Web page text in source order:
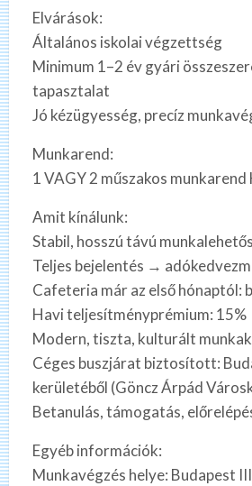
Elvárások:
Általános iskolai végzettség
Minimum 1–2 év gyári
tapasztalat
Jó kézügyesség, precíz
Munkarend:
1 VAGY 2 műszakos munkarend
Amit kínálunk:
Stabil, hosszú távú
Teljes bejelentés →
Cafeteria már az első hónaptól:
Havi teljesítményprémium: 15%
Modern, tiszta, kulturált
Céges buszjárat biztosított:
kerületéből (Göncz Árpád
Betanulás, támogatás,
Egyéb információk:
Munkavégzés helye: Budapest